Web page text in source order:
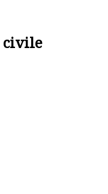
civile